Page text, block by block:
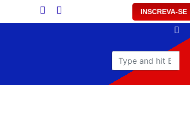
INSCREVA-SE